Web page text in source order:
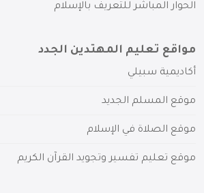
الحوار المباشر للتعريف بالإسلام
مواقع تعليم المهتدين الجدد
أكاديمية سبيلي
موقع المسلم الجديد
موقع الصلاة في الإسلام
موقع تعليم تفسير وتجويد القرآن الكريم